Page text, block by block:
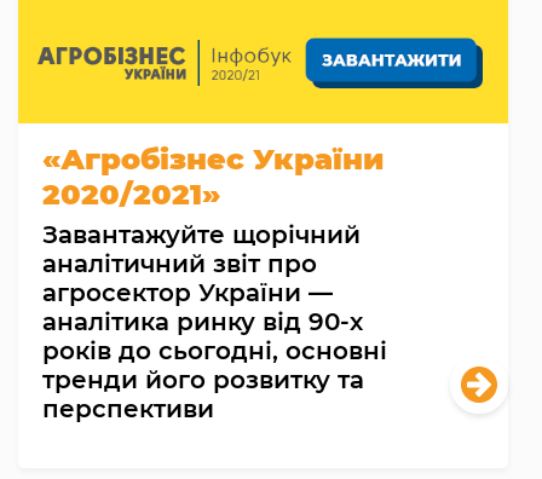
«Агробізнес України
2020/2021»
Завантажуйте щорічний
аналітичний звіт про
агросектор України —
аналітика ринку від 90-х
років до сьогодні, основні
тренди його розвитку та
перспективи